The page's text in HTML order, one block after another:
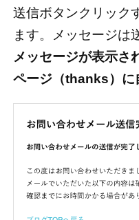
送信ボタンクリック
ます。メッセージは
メッセージが表示さ
ページ（thanks）に